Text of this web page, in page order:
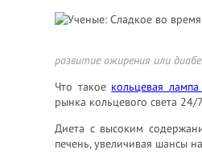
развитие ожирения или
Что такое кольцевая
рынка кольцевого света 24/
Диета с высоким
печень, увеличивая шансы